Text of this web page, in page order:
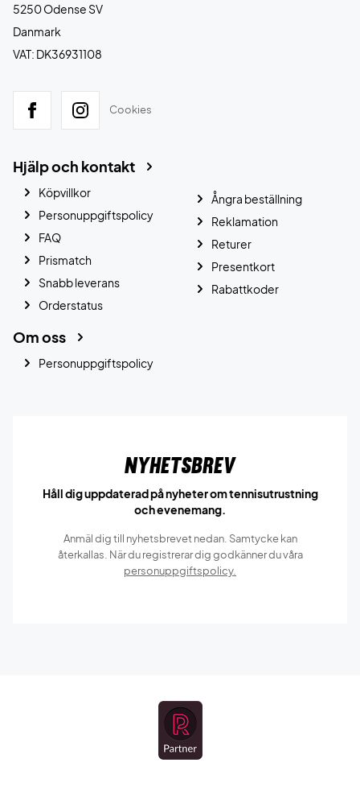
5250 Odense SV
Danmark
VAT: DK36931108
Cookies
Hjälp och kontakt
Köpvillkor
Personuppgiftspolicy
FAQ
Prismatch
Snabb leverans
Orderstatus
Ångra beställning
Reklamation
Returer
Presentkort
Rabattkoder
Om oss
Personuppgiftspolicy
Nyhetsbrev
Håll dig uppdaterad på nyheter om tennisutrustning
och evenemang.
Anmäl dig till nyhetsbrevet nedan. Samtycke kan
återkallas. När du registrerar dig godkänner du våra
personuppgiftspolicy.